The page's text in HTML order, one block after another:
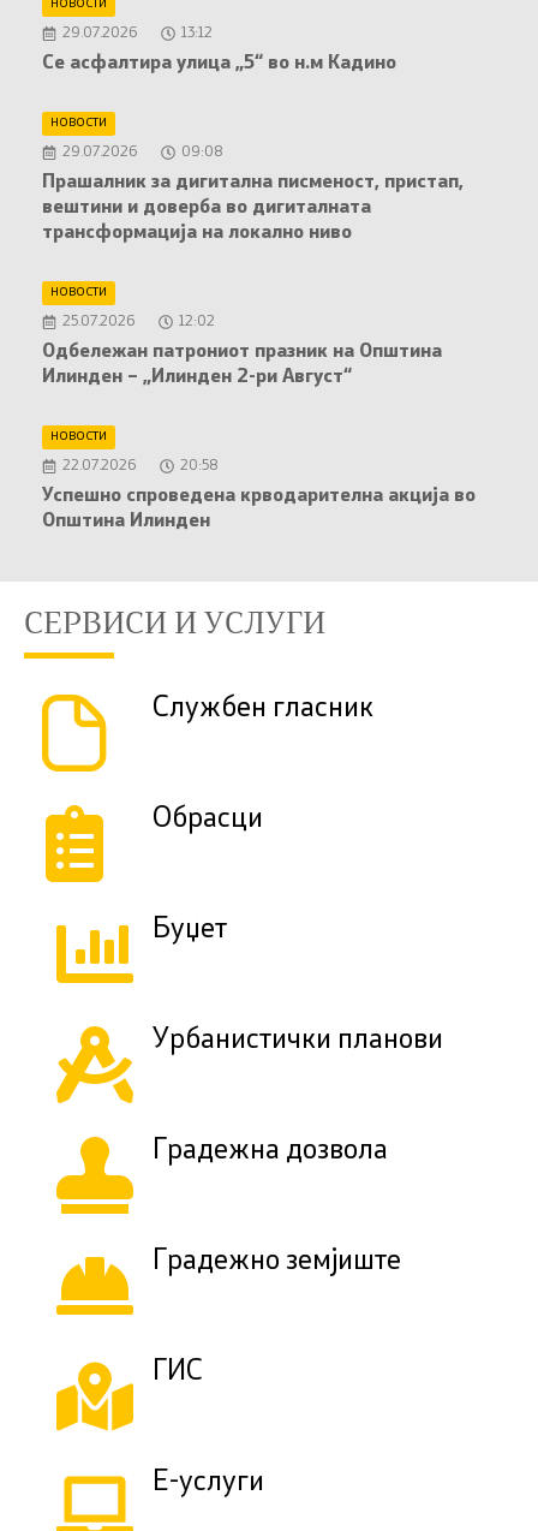
НОВОСТИ
29.07.2026 13:12
Се асфалтира улица „5“ во н.м Кадино
НОВОСТИ
29.07.2026 09:08
Прашалник за дигитална писменост, пристап,
вештини и доверба во дигиталната
трансформација на локално ниво
НОВОСТИ
25.07.2026 12:02
Oдбележан патрониот празник на Општина
Илинден – „Илинден 2-ри Август“
НОВОСТИ
22.07.2026 20:58
Успешно спроведена крводарителна акција во
Општина Илинден
СЕРВИСИ И УСЛУГИ
Службен гласник
Обрасци
Буџет
Урбанистички планови
Градежна дозвола
Градежно земјиште
ГИС
Е-услуги